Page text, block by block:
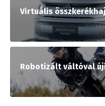
Virtuális
Robotizált váltóval